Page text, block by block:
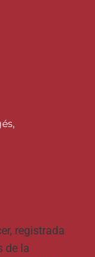
registrada
de la